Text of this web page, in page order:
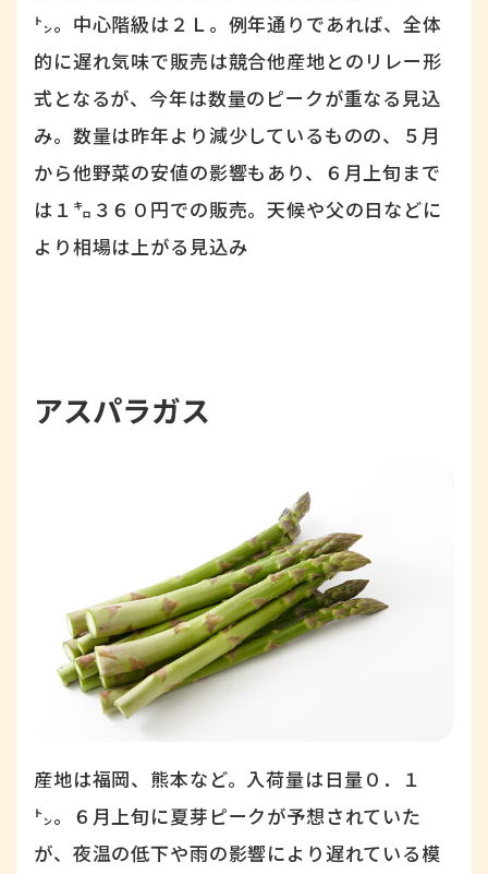
㌧。中心階級は２Ｌ。例年通りであれば、全体
的に遅れ気味で販売は競合他産地とのリレー形
式となるが、今年は数量のピークが重なる見込
み。数量は昨年より減少しているものの、５月
から他野菜の安値の影響もあり、６月上旬まで
は１㌔３６０円での販売。天候や父の日などに
より相場は上がる見込み
アスパラガス
産地は福岡、熊本など。入荷量は日量０．１
㌧。６月上旬に夏芽ピークが予想されていた
が、夜温の低下や雨の影響により遅れている模